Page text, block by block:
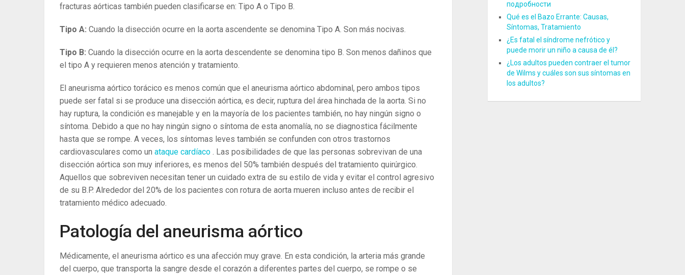
fracturas aórticas también pueden clasificarse en: Tipo A o Tipo B.
Tipo A: Cuando la disección ocurre en la aorta ascendente se denomina Tipo A. Son más nocivas.
Tipo B: Cuando la disección ocurre en la aorta descendente se denomina tipo B. Son menos dañinos que
el tipo A y requieren menos atención y tratamiento.
El aneurisma aórtico torácico es menos común que el aneurisma aórtico abdominal, pero ambos tipos
puede ser fatal si se produce una disección aórtica, es decir, ruptura del área hinchada de la aorta. Si no
hay ruptura, la condición es manejable y en la mayoría de los pacientes también, no hay ningún signo o
síntoma. Debido a que no hay ningún signo o síntoma de esta anomalía, no se diagnostica fácilmente
hasta que se rompe. A veces, los síntomas leves también se confunden con otros trastornos
cardiovasculares como un ataque cardíaco . Las posibilidades de que las personas sobrevivan de una
disección aórtica son muy inferiores, es menos del 50% también después del tratamiento quirúrgico.
Aquellos que sobreviven necesitan tener un cuidado extra de su estilo de vida y evitar el control agresivo
de su B.P. Alrededor del 20% de los pacientes con rotura de aorta mueren incluso antes de recibir el
tratamiento médico adecuado.
Patología del aneurisma aórtico
Médicamente, el aneurisma aórtico es una afección muy grave. En esta condición, la arteria más grande
del cuerpo, que transporta la sangre desde el corazón a diferentes partes del cuerpo, se rompe o se
подробности
Qué es el Bazo Errante: Causas,
Síntomas, Tratamiento
¿Es fatal el síndrome nefrótico y
puede morir un niño a causa de él?
¿Los adultos pueden contraer el tumor
de Wilms y cuáles son sus síntomas en
los adultos?